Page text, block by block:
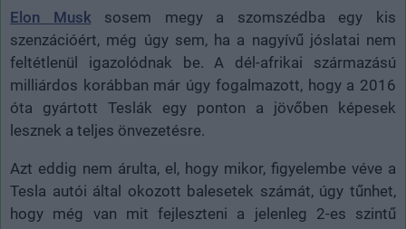
Elon Musk sosem megy a szomszédba egy kis
szenzációért, még úgy sem, ha a nagyívű jóslatai nem
feltétlenül igazolódnak be. A dél-afrikai származású
milliárdos korábban már úgy fogalmazott, hogy a 2016
óta gyártott Teslák egy ponton a jövőben képesek
lesznek a teljes önvezetésre.
Azt eddig nem árulta, el, hogy mikor, figyelembe véve a
Tesla autói által okozott balesetek számát, úgy tűnhet,
hogy még van mit fejleszteni a jelenleg 2-es szintű